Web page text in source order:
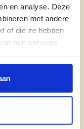
en analyse. Deze
met andere
of die ze hebben
hun services